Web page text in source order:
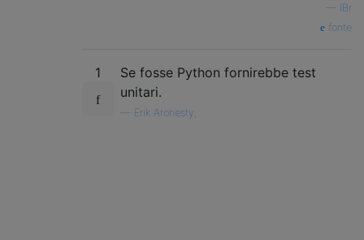
IBr
fonte
1
Se fosse Python fornirebbe test
unitari.
Erik Aronesty,